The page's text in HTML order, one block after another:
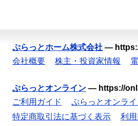
ぷらっとホーム株式会社 —
会社概要
株主・投資家情報
ぷらっとオンライン — https://
ご利用ガイド
ぷらっとオンラ
特定商取引法に基づく表示
利